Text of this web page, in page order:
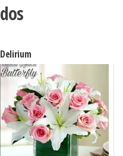
Delirium